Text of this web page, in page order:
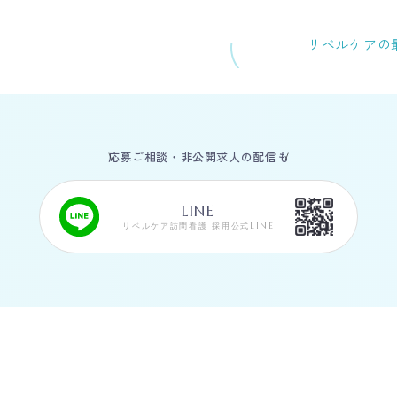
リベルケア
応募ご相談・非公開求人の配信も
LINE
リベルケア訪問看護 採用公式LINE